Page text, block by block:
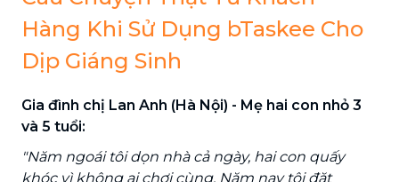
Hàng Khi Sử Dụng bTaskee Cho
Dịp Giáng Sinh
Gia đình chị Lan Anh (Hà Nội) - Mẹ hai con nhỏ 3
và 5 tuổi:
"Năm ngoái tôi dọn nhà cả ngày, hai con quấy
khóc vì không ai chơi cùng. Năm nay tôi đặt